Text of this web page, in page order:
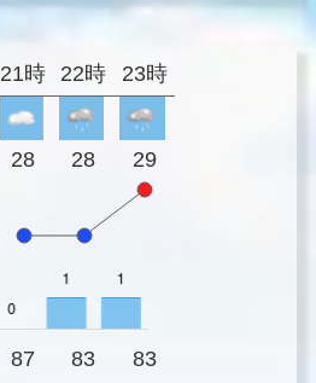
21時 22時 23時
28 28 29
87 83
83